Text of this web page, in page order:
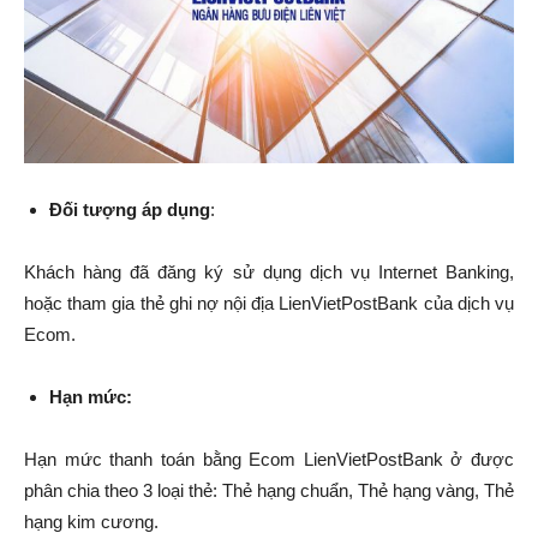
Đối tượng áp dụng:
Khách hàng đã đăng ký sử dụng dịch vụ Internet Banking,
hoặc tham gia thẻ ghi nợ nội địa LienVietPostBank của dịch vụ
Ecom.
Hạn mức:
Hạn mức thanh toán bằng Ecom LienVietPostBank ở được
phân chia theo 3 loại thẻ: Thẻ hạng chuẩn, Thẻ hạng vàng, Thẻ
hạng kim cương.